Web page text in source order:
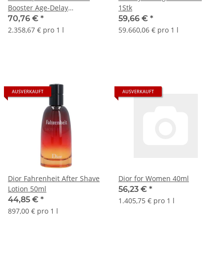
Booster Age-Delay
Illuminating Serum 30ml
70,76 € *
2.358,67 € pro 1 l
1Stk
59,66 € *
59.660,06 € pro 1 l
AUSVERKAUFT
Dior Fahrenheit After Shave
Lotion 50ml
44,85 € *
897,00 € pro 1 l
AUSVERKAUFT
Dior for Women 40ml
56,23 € *
1.405,75 € pro 1 l